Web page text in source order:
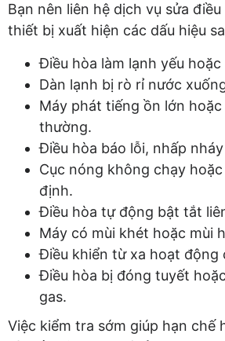
Bạn nên liên hệ dịch vụ sửa
thiết bị xuất hiện các dấu hiệu
Điều hòa làm lạnh yếu
Dàn lạnh bị rò rỉ nước
Máy phát tiếng ồn lớn
thường.
Điều hòa báo lỗi, nhấp
Cục nóng không chạy
định.
Điều hòa tự động bật tắt
Máy có mùi khét hoặc mùi
Điều khiển từ xa hoạt động
Điều hòa bị đóng tuyết
gas.
Việc kiểm tra sớm giúp hạn chế